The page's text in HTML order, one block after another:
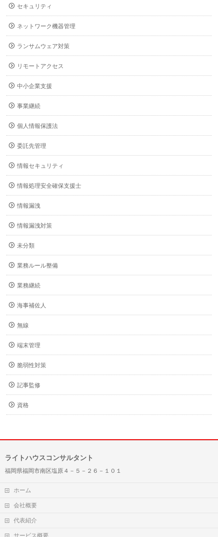
セキュリティ
ネットワーク機器管理
ランサムウェア対策
リモートアクセス
中小企業支援
事業継続
個人情報保護法
委託先管理
情報セキュリティ
情報処理安全確保支援士
情報漏洩
情報漏洩対策
未分類
業務ルール整備
業務継続
海事補佐人
無線
端末管理
脆弱性対策
記事監修
資格
ライトハウスコンサルタント
福岡県福岡市南区塩原４－５－２６－１０１
ホーム
会社概要
代表紹介
サービス概要